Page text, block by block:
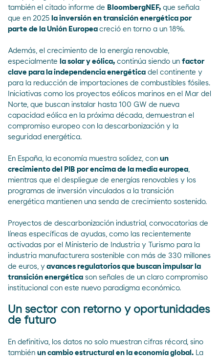
también el citado informe de BloombergNEF, que señala
que en 2025 la inversión en transición energética por
parte de la Unión Europea creció en torno a un 18%.
Además, el crecimiento de la energía renovable,
especialmente la solar y eólica, continúa siendo un factor
clave para la independencia energética del continente y
para la reducción de importaciones de combustibles fósiles.
Iniciativas como los proyectos eólicos marinos en el Mar del
Norte, que buscan instalar hasta 100 GW de nueva
capacidad eólica en la próxima década, demuestran el
compromiso europeo con la descarbonización y la
seguridad energética.
En España, la economía muestra solidez, con un
crecimiento del PIB por encima de la media europea
mientras que el despliegue de energías renovables y los
programas de inversión vinculados a la transición
energética mantienen una senda de crecimiento sostenido.
Proyectos de descarbonización industrial, convocatorias de
líneas específicas de ayudas, como las recientemente
activadas por el Ministerio de Industria y Turismo para la
industria manufacturera sostenible con más de 330 millones
de euros, y avances regulatorios que buscan impulsar la
transición energética son señales de un claro compromiso
institucional con este nuevo paradigma económico.
Un sector con retorno y oportunidades
de futuro
En definitiva, los datos no solo muestran cifras récord, sino
también un cambio estructural en la economía global. La